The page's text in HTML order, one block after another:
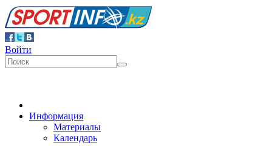
Войти
Информация
Материалы
Календарь